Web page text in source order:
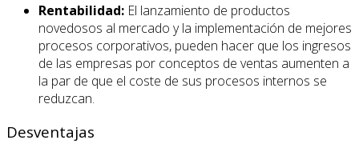
Rentabilidad: El lanzamiento de productos
novedosos al mercado y la implementación de mejores
procesos corporativos, pueden hacer que los ingresos
de las empresas por conceptos de ventas aumenten a
la par de que el coste de sus procesos internos se
reduzcan.
Desventajas